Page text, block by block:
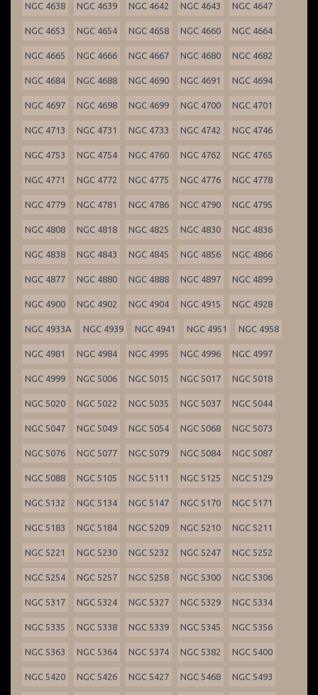
NGC 4638 NGC 4639 NGC 4642 NGC 4643 NGC 4647
NGC 4653 NGC 4654 NGC 4658 NGC 4660 NGC 4664
NGC 4665 NGC 4666 NGC 4667 NGC 4680 NGC 4682
NGC 4684 NGC 4688 NGC 4690 NGC 4691 NGC 4694
NGC 4697 NGC 4698 NGC 4699 NGC 4700 NGC 4701
NGC 4713 NGC 4731 NGC 4733 NGC 4742 NGC 4746
NGC 4753 NGC 4754 NGC 4760 NGC 4762 NGC 4765
NGC 4771 NGC 4772 NGC 4775 NGC 4776 NGC 4778
NGC 4779 NGC 4781 NGC 4786 NGC 4790 NGC 4795
NGC 4808 NGC 4818 NGC 4825 NGC 4830 NGC 4836
NGC 4838 NGC 4843 NGC 4845 NGC 4856 NGC 4866
NGC 4877 NGC 4880 NGC 4888 NGC 4897 NGC 4899
NGC 4900 NGC 4902 NGC 4904 NGC 4915 NGC 4928
NGC 4933A NGC 4939 NGC 4941 NGC 4951 NGC 4958
NGC 4981 NGC 4984 NGC 4995 NGC 4996 NGC 4997
NGC 4999 NGC 5006 NGC 5015 NGC 5017 NGC 5018
NGC 5020 NGC 5022 NGC 5035 NGC 5037 NGC 5044
NGC 5047 NGC 5049 NGC 5054 NGC 5068 NGC 5073
NGC 5076 NGC 5077 NGC 5079 NGC 5084 NGC 5087
NGC 5088 NGC 5105 NGC 5111 NGC 5125 NGC 5129
NGC 5132 NGC 5134 NGC 5147 NGC 5170 NGC 5171
NGC 5183 NGC 5184 NGC 5209 NGC 5210 NGC 5211
NGC 5221 NGC 5230 NGC 5232 NGC 5247 NGC 5252
NGC 5254 NGC 5257 NGC 5258 NGC 5300 NGC 5306
NGC 5317 NGC 5324 NGC 5327 NGC 5329 NGC 5334
NGC 5335 NGC 5338 NGC 5339 NGC 5345 NGC 5356
NGC 5363 NGC 5364 NGC 5374 NGC 5382 NGC 5400
NGC 5420 NGC 5426 NGC 5427 NGC 5468 NGC 5493